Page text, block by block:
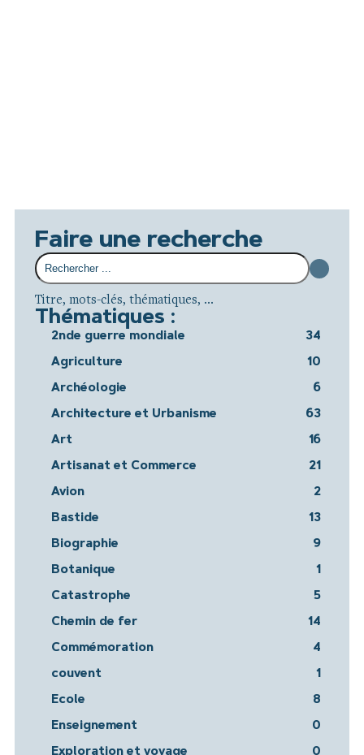
Faire une recherche
Titre, mots-clés, thématiques, ...
Thématiques :
2nde guerre mondiale 34
Agriculture 10
Archéologie 6
Architecture et Urbanisme 63
Art 16
Artisanat et Commerce 21
Avion 2
Bastide 13
Biographie 9
Botanique 1
Catastrophe 5
Chemin de fer 14
Commémoration 4
couvent 1
Ecole 8
Enseignement 0
Exploration et voyage 0